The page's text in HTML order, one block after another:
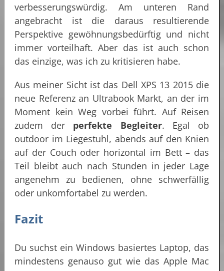
verbesserungswürdig. Am unteren Rand
angebracht ist die daraus resultierende
Perspektive gewöhnungsbedürftig und nicht
immer vorteilhaft. Aber das ist auch schon
das einzige, was ich zu kritisieren habe.
Aus meiner Sicht ist das Dell XPS 13 2015 die
neue Referenz an Ultrabook Markt, an der im
Moment kein Weg vorbei führt. Auf Reisen
zudem der perfekte Begleiter. Egal ob
outdoor im Liegestuhl, abends auf den Knien
auf der Couch oder horizontal im Bett – das
Teil bleibt auch nach Stunden in jeder Lage
angenehm zu bedienen, ohne schwerfällig
oder unkomfortabel zu werden.
Fazit
Du suchst ein Windows basiertes Laptop, das
mindestens genauso gut wie das Apple Mac